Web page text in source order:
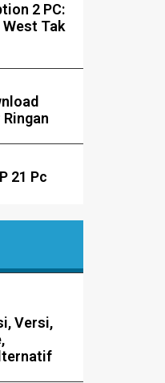
2 PC:
Tak
21 Pc
Versi,